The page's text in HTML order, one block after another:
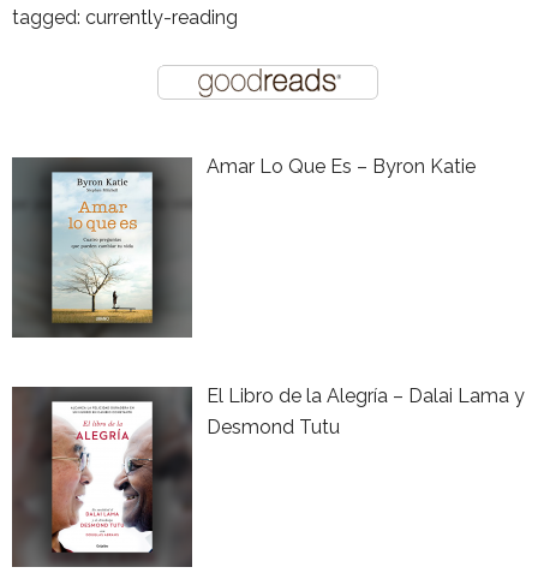
tagged: currently-reading
Amar Lo Que Es – Byron Katie
El Libro de la Alegría – Dalai Lama y
Desmond Tutu